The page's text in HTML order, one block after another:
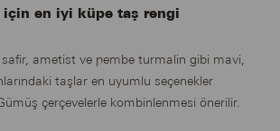
en iyi küpe taş rengi
ametist ve pembe turmalin gibi mavi,
taşlar en uyumlu seçenekler
çerçevelerle kombinlenmesi önerilir.